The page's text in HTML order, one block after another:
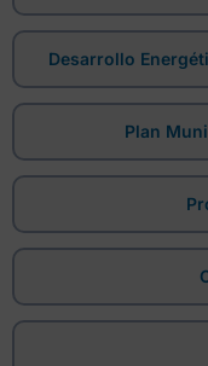
Desarrollo
Plan